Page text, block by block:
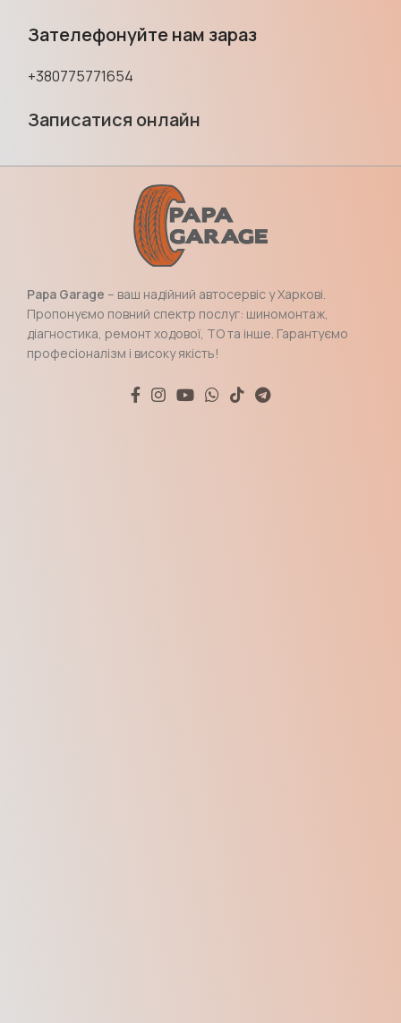
Зателефонуйте нам зараз
+380775771654
Записатися онлайн
Papa Garage – ваш надійний автосервіс у Харкові.
Пропонуємо повний спектр послуг: шиномонтаж,
діагностика, ремонт ходової, ТО та інше. Гарантуємо
професіоналізм і високу якість!